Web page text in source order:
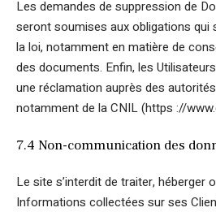
Les demandes de suppression de
seront soumises aux obligations
la loi, notamment en matière de
des documents. Enfin, les
une réclamation auprès des
notamment de la CNIL (https ://
7.4 Non-communication des
Le site s’interdit de traiter, héberger
Informations collectées sur ses